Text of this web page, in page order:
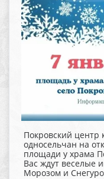
Покровский центр
односельчан на
площади у храма
Вас ждут веселые
Морозом и